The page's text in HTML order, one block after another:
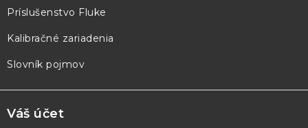
ePríslušenstvo Fluke
Kalibračné zariadenia
Slovník pojmov
Váš účet